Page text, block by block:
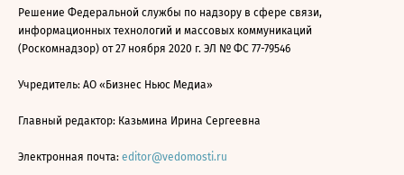
Решение Федеральной службы по надзору в сфере связи,
информационных технологий и массовых коммуникаций
(Роскомнадзор) от 27 ноября 2020 г. ЭЛ № ФС 77-79546
Учредитель: АО «Бизнес Ньюс Медиа»
Главный редактор: Казьмина Ирина Сергеевна
Электронная почта: editor@vedomosti.ru